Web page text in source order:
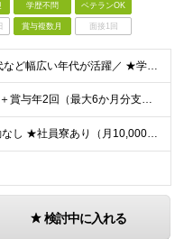
学歴不問 ベテランOK
賞与複数月 面接1回
＼第二新卒～30代など幅広い年代が活躍／ ★学歴不問 ★第二新卒歓迎 社会保険や労務の知識は必要ありません。 業界未経験からスタートできます！ ＼優遇します！／ ★何かしらの営業経験をお持ちの方（
■月給30万円以上＋賞与年2回（最大6か月分支給実績あり）＋インセンティブ ★インセンティブ毎月支給 └最大で30～65万円を獲得する社員も └入社5年未満の社員の月平均インセンティブ15万円 ★社
★全国募集＆転勤なし ★社員寮あり（月10,000円～） ※勤務地による ★直行直帰OK ★車・自転車・バイク通勤OK ※一部事務所 【北海道・東北】 札幌事務所、仙台事務所 【関東】 大宮事務所
検討中に入れる